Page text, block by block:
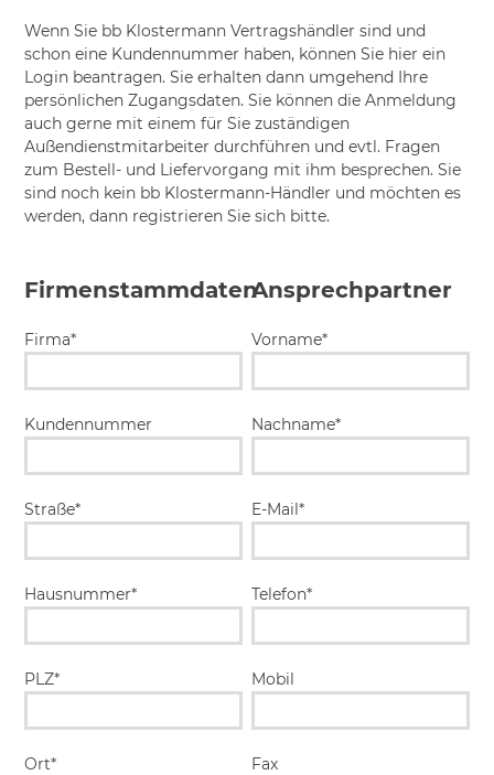
Wenn Sie bb Klostermann Vertragshändler sind und
schon eine Kundennummer haben, können Sie hier ein
Login beantragen. Sie erhalten dann umgehend Ihre
persönlichen Zugangsdaten. Sie können die Anmeldung
auch gerne mit einem für Sie zuständigen
Außendienstmitarbeiter durchführen und evtl. Fragen
zum Bestell- und Liefervorgang mit ihm besprechen. Sie
sind noch kein bb Klostermann-Händler und möchten es
werden, dann registrieren Sie sich bitte.
Firmenstammdaten
Firma*
Kundennummer
Straße*
Hausnummer*
PLZ*
Ort*
Ansprechpartner
Vorname*
Nachname*
E-Mail*
Telefon*
Mobil
Fax